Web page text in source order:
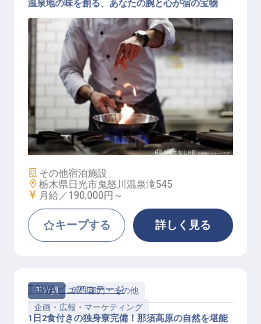
調理部門スタッフ
温泉地の味を創る、あなたの腕と心が宿の宝物
施設業態
その他宿泊施設
勤務地
栃木県日光市鬼怒川温泉滝545
給与
月給／190,000円～
キープする 詳しく見る
正社員
管理部門・その他
企画・広報・マーケティング
TOWAピュアコテージ
1日2食付きの独身寮完備！那須高原の自然を堪能